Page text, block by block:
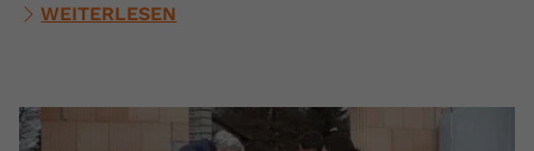
WEITERLESEN